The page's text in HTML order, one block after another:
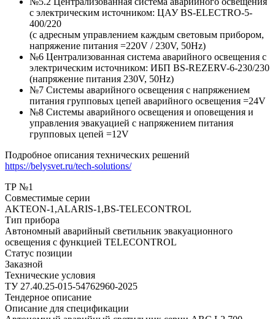
с электрическим источником: ЦАУ BS-ELEСTRO-5-
400/220
(c адресным управлением каждым световым прибором,
напряжение питания =220V / 230V, 50Hz)
№6 Централизованная система аварийного освещения с
электрическим источником: ИБП BS-REZERV-6-230/230
(напряжение питания 230V, 50Hz)
№7 Системы аварийного освещения с напряжением
питания групповых цепей аварийного освещения =24V
№8 Системы аварийного освещения и оповещения и
управления эвакуацией с напряжением питания
групповых цепей =12V
Подробное описания технических решений
https://belysvet.ru/tech-solutions/
ТР №1
Совместимые серии
AKTEON-1,ALARIS-1,BS-TELECONTROL
Тип прибора
Автономный аварийный светильник эвакуационного
освещения с функцией TELECONTROL
Статус позиции
Заказной
Технические условия
ТУ 27.40.25-015-54762960-2025
Тендерное описание
Описание для спецификации